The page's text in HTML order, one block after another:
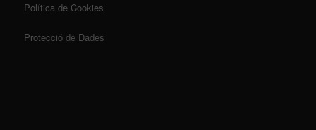
Política de Cookies
Protecció de Dades